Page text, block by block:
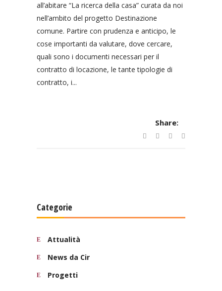
all’abitare “La ricerca della casa” curata da noi
nell’ambito del progetto Destinazione
comune. Partire con prudenza e anticipo, le
cose importanti da valutare, dove cercare,
quali sono i documenti necessari per il
contratto di locazione, le tante tipologie di
contratto, i...
Share:
Categorie
Attualità
News da Cir
Progetti